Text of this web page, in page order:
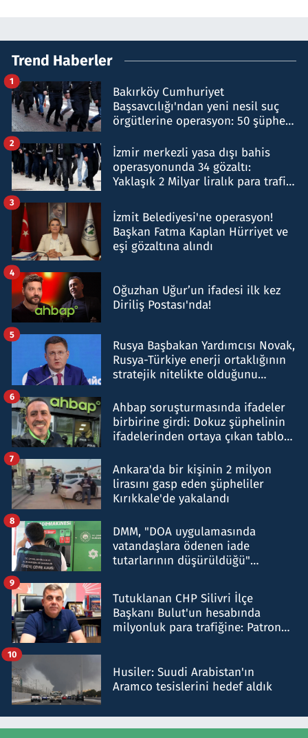
Trend Haberler
Bakırköy Cumhuriyet
Başsavcılığı'ndan yeni nesil suç
örgütlerine operasyon: 50 şüpheli
1
İzmir merkezli yasa dışı bahis
operasyonunda 34 gözaltı:
Yaklaşık 2 Milyar liralık para trafiği
2
İzmit Belediyesi'ne operasyon!
Başkan Fatma Kaplan Hürriyet ve
eşi gözaltına alındı
3
Oğuzhan Uğur’un ifadesi ilk kez
Diriliş Postası'nda!
4
Rusya Başbakan Yardımcısı Novak,
Rusya-Türkiye enerji ortaklığının
stratejik nitelikte olduğunu
5
Ahbap soruşturmasında ifadeler
birbirine girdi: Dokuz şüphelinin
ifadelerinden ortaya çıkan tablo
6
Ankara'da bir kişinin 2 milyon
lirasını gasp eden şüpheliler
Kırıkkale'de yakalandı
7
DMM, "DOA uygulamasında
vatandaşlara ödenen iade
tutarlarının düşürüldüğü"
8
Tutuklanan CHP Silivri İlçe
Başkanı Bulut'un hesabında
milyonluk para trafiğine: Patron
9
Husiler: Suudi Arabistan'ın
Aramco tesislerini hedef aldık
10